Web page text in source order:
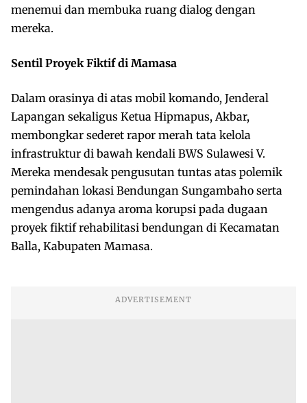
menemui dan membuka ruang dialog dengan
mereka.
Sentil Proyek Fiktif di Mamasa
Dalam orasinya di atas mobil komando, Jenderal
Lapangan sekaligus Ketua Hipmapus, Akbar,
membongkar sederet rapor merah tata kelola
infrastruktur di bawah kendali BWS Sulawesi V.
Mereka mendesak pengusutan tuntas atas polemik
pemindahan lokasi Bendungan Sungambaho serta
mengendus adanya aroma korupsi pada dugaan
proyek fiktif rehabilitasi bendungan di Kecamatan
Balla, Kabupaten Mamasa.